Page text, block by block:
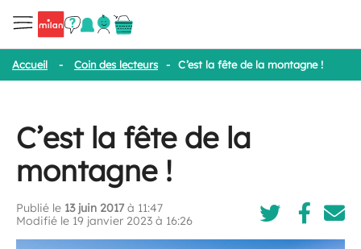
Accueil - Coin des lecteurs - C’est la fête de la montagne !
C’est la fête de la
montagne !
Publié le 13 juin 2017 à 11:47
Modifié le 19 janvier 2023 à 16:26